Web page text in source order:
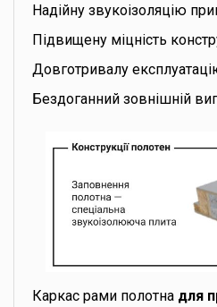
Надійну звукоізоляцію
Підвищену міцність
Довготривалу
Бездоганний зовнішній
Каркас рами полотна для